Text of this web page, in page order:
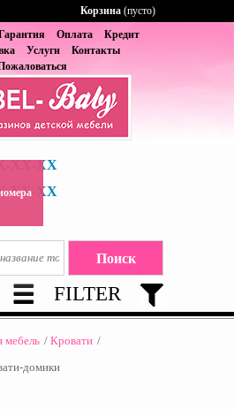
Оплата
Кредит
Услуги
Контакты
XX-XX
XX-XX
Корзина (пусто)
FILTER
мебель / Кровати /
домики